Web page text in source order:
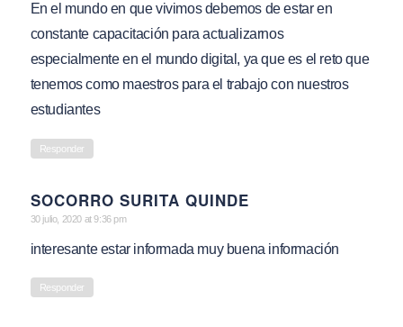
En el mundo en que vivimos debemos de estar en
constante capacitación para actualizarnos
especialmente en el mundo digital, ya que es el reto que
tenemos como maestros para el trabajo con nuestros
estudiantes
Responder
SOCORRO SURITA QUINDE
says:
30 julio, 2020 at 9:36 pm
interesante estar informada muy buena información
Responder